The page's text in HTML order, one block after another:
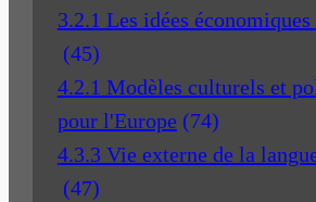
3.2.1 Les idées
(45)
4.2.1 Modèles culturels et
pour l'Europe (74)
4.3.3 Vie externe de la
(47)